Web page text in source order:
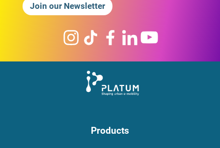
Join our Newsletter
Products